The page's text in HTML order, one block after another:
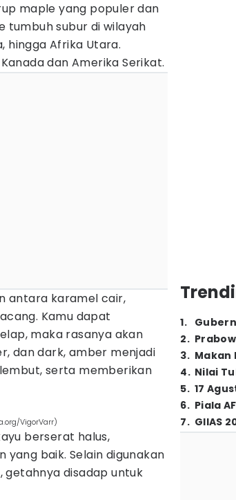
maple yang populer dan
tumbuh subur di wilayah
hingga Afrika Utara.
dan Amerika Serikat.
antara karamel cair,
Kamu dapat
maka rasanya akan
dan dark, amber menjadi
serta memberikan
VigorVarr)
berserat halus,
baik. Selain digunakan
getahnya disadap untuk
1.
2.
3. Makan
4. Nilai
5. 17
6. Piala
7. GIIAS